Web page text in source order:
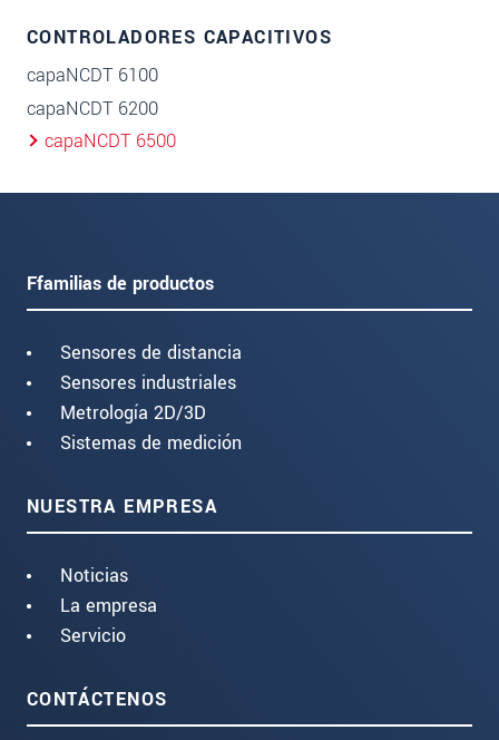
CONTROLADORES CAPACITIVOS
capaNCDT 6100
capaNCDT 6200
capaNCDT 6500
Ffamilias de productos
Sensores de distancia
Sensores industriales
Metrología 2D/3D
Sistemas de medición
NUESTRA EMPRESA
Noticias
La empresa
Servicio
CONTÁCTENOS